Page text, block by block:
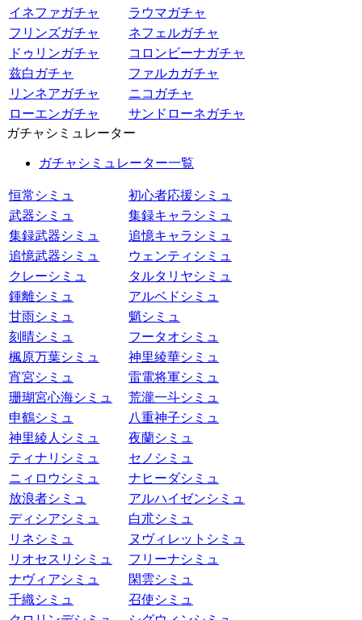
イネファガチャ
ラウマガチャ
フリンズガチャ
ネフェルガチャ
ドゥリンガチャ
コロンビーナガチャ
兹白ガチャ
ファルカガチャ
リンネアガチャ
ニコガチャ
ローエンガチャ
サンドローネガチャ
ガチャシミュレーター
ガチャシミュレーター一覧
恒常シミュ
初心者応援シミュ
武器シミュ
集録キャラシミュ
集録武器シミュ
追憶キャラシミュ
追憶武器シミュ
ウェンティシミュ
クレーシミュ
タルタリヤシミュ
鍾離シミュ
アルベドシミュ
甘雨シミュ
魈シミュ
刻晴シミュ
フータオシミュ
楓原万葉シミュ
神里綾華シミュ
宵宮シミュ
雷電将軍シミュ
珊瑚宮心海シミュ
荒瀧一斗シミュ
申鶴シミュ
八重神子シミュ
神里綾人シミュ
夜蘭シミュ
ティナリシミュ
セノシミュ
ニィロウシミュ
ナヒーダシミュ
放浪者シミュ
アルハイゼンシミュ
ディシアシミュ
白朮シミュ
リネシミュ
ヌヴィレットシミュ
リオセスリシミュ
フリーナシミュ
ナヴィアシミュ
閑雲シミュ
千織シミュ
召使シミュ